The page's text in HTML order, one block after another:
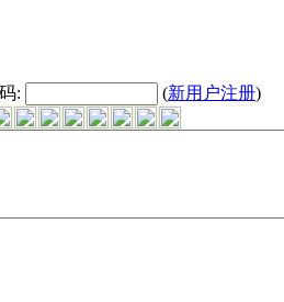
: (新用户注册)